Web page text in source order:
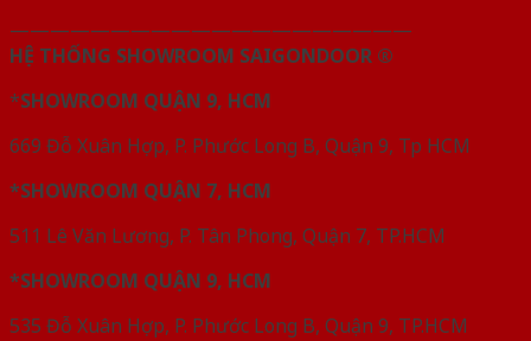
————————————————————
HỆ THỐNG SHOWROOM SAIGONDOOR ®
*SHOWROOM QUẬN 9, HCM
669 Đỗ Xuân Hợp, P. Phước Long B, Quận 9, Tp HCM
*SHOWROOM QUẬN 7, HCM
511 Lê Văn Lương, P. Tân Phong, Quận 7, TP.HCM
*SHOWROOM QUẬN 9, HCM
535 Đỗ Xuân Hợp, P. Phước Long B, Quận 9, TP.HCM